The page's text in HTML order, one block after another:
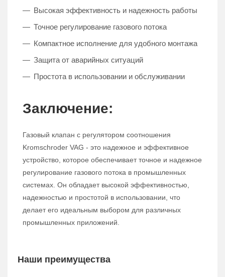
Высокая эффективность и надежность работы
Точное регулирование газового потока
Компактное исполнение для удобного монтажа
Защита от аварийных ситуаций
Простота в использовании и обслуживании
Заключение:
Газовый клапан с регулятором соотношения
Kromschroder VAG - это надежное и эффективное
устройство, которое обеспечивает точное и надежное
регулирование газового потока в промышленных
системах. Он обладает высокой эффективностью,
надежностью и простотой в использовании, что
делает его идеальным выбором для различных
промышленных приложений.
Наши преимущества